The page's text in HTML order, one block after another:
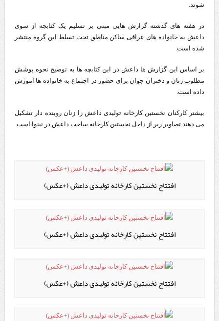
تردد زائران اربعین در مرزهای خوزستان از مرز یک میلیون و ۴۲۸ هزار نفر
گذشت
شوند.
در هفته های گذشته گزارش هایی مبنی بر تسلیم یک کتابچه از سوی
داعش به خانواده های عراقی ساکن مناطق تحت تسلط این گروه منتشر
شده است.
بر اساس این گزارش ها داعش در این کتابچه ها به توضیح نحوه پوشش
مطلوب زنان و دختران جوان برای حضور در اجتماع به خانواده ها آموزش
داده است.
بیشتر کارکنان نخستین کارخانه تولیدی داعش را زنان روبنده دار تشکیل
می دهند.تصاویر زیر از داخل نخستین کارخانه ساخت داعش در نینوا است.
افتتاح نخستین کارخانه تولیدی داعش (+عکس)
افتتاح نخستین کارخانه تولیدی داعش (+عکس)
افتتاح نخستین کارخانه تولیدی داعش (+عکس)